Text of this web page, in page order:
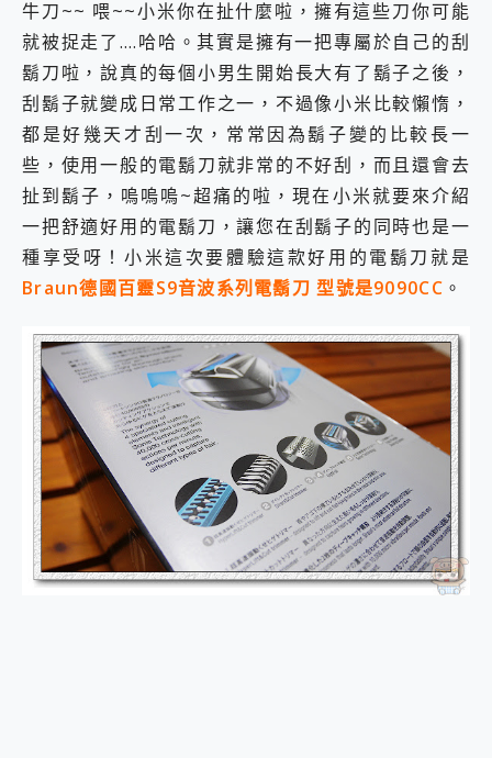
是螢幕也是電視! 一機超多用途「MSI微星 Modern MD272UPSW 27型」 4K IPS 輕薄商用智慧聯網螢幕 開箱 評測
您的專屬AI 助手 Yoga Slim 7 Aura Edition 觸控AI筆電 開箱 評測
realme 14 Pro 超硬軍規、冰感變色實測，realme 14 5G 遊戲戰鬥值爆表，效能x娛樂全都要！
iPhone、Apple Watch、AirPods耳機 三個設備充電一起搞定 ONPRO MagReact™ M3 3 in 1可攜摺疊無線充電器 開箱 評測
好玩好拍 vivo V50 ~ 口袋裡的 Zeiss 潮流攝影棚!
25種洗烘模式一機搞定! Roborock 衣莉莎白 H1 Neo分子篩洗脫烘 AI 滾筒洗衣機
給 MSI Claw 系列電競掌機 最完美的家 MSI Nest Docking Station 掌機專屬擴充底座 開箱 評測
B&O 精品級音響! Home+ 中嘉寬頻 SoundBox 劇院串流盒 開箱 評測
2億 APO蔡司長焦神機降臨~ vivo X200 Pro、vivo X200 就是這麼好拍
EaseUS Vocal Remover 免費線上去聲器一鍵去除人聲 人聲 音樂分離 2024 消除人聲推薦
3 個超值 MHN 飛人工具分享~~ iToolab AnyGo 魔物獵人 Now飛人 ios教學 不出門也可以到處走
小體積 40000mAh 超大容量 一次充5個設備 充好充滿 CUKTECH 酷態科 300W 微型充電站 開箱 評測
97.3% 恢復率，資料救援就是這麼簡單 EaseUS Data Recovery Wizard Free 18.0.0 業界最好的資料救援軟體
磁碟系統大風吹 有了 磁碟管理程式 EaseUS Partition Master 就是這麼簡單
全新 SONY Xperia 1 VI 開箱! 相機實測! 長焦覆蓋更遠更清晰、2日長續航、頂尖影音娛樂效能~
vivo TWS 3e 真無線藍牙耳機智慧降噪升級、音質明亮溫潤，並支援雙設備連接~
MSI Claw 掌機專屬配件包 來囉 完美保護 MSI Claw A1M-026TW 電競掌機
人像旗艦 vivo V30 系列 開箱 評測! 首搭蔡司光學鏡頭、攝影棚級柔光環、拍攝功能最好玩的美拍神機 vivo V30 Pro
多個願望一次滿足 超強散熱 微星 MSI Claw A1M-026TW 電競掌機 開箱 評測
一吸完美對位 擁有超強吸力與超好用的隱磁支架 O-ONE MAG 最會吸的行動電源 開箱 評測
OPPO 哈蘇 300mm 專業增距鏡實測：Find X9 Ultra 光學長焦隨手拍，紀錄生活就是這麼簡單
牛刀~~ 喂~~小米你在扯什麼啦，擁有這些刀你可能
就被捉走了….哈哈。其實是擁有一把專屬於自己的刮
鬍刀啦，說真的每個小男生開始長大有了鬍子之後，
刮鬍子就變成日常工作之一，不過像小米比較懶惰，
都是好幾天才刮一次，常常因為鬍子變的比較長一
些，使用一般的電鬍刀就非常的不好刮，而且還會去
扯到鬍子，嗚嗚嗚~超痛的啦，現在小米就要來介紹
一把舒適好用的電鬍刀，讓您在刮鬍子的同時也是一
種享受呀！小米這次要體驗這款好用的電鬍刀就是
Braun德國百靈S9音波系列電鬍刀 型號是9090CC 。